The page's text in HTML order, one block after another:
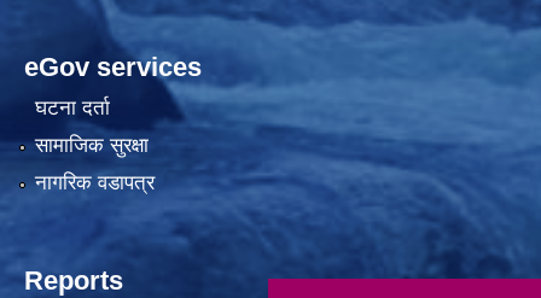
eGov services
घटना दर्ता
सामाजिक सुरक्षा
नागरिक वडापत्र
Reports